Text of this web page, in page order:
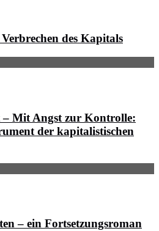
des Kapitals
Mit Angst zur Kontrolle:
der kapitalistischen
– ein Fortsetzungsroman